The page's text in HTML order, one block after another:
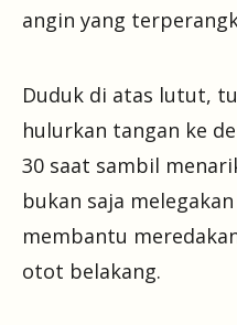
angin yang
Duduk di atas lutut,
hulurkan tangan ke
30 saat sambil
bukan saja
membantu
otot belakang.